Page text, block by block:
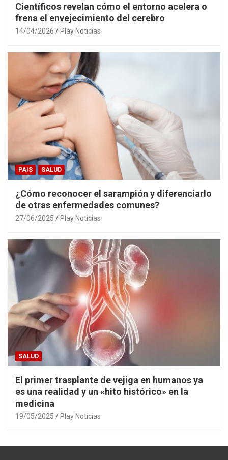
Científicos revelan cómo el entorno acelera o
frena el envejecimiento del cerebro
14/04/2026 Play Noticias
PAIS SALUD
¿Cómo reconocer el sarampión y diferenciarlo
de otras enfermedades comunes?
27/06/2025 Play Noticias
SALUD
El primer trasplante de vejiga en humanos ya
es una realidad y un «hito histórico» en la
medicina
19/05/2025 Play Noticias